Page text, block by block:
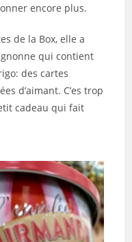
encore plus.
de la Box, elle a
qui contient
des cartes
d’aimant. C’es trop
cadeau qui fait